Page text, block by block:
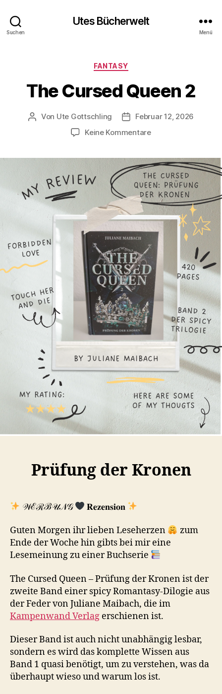
Suchen
Utes Bücherwelt
Menü
Kategorien
FANTASY
The Cursed Queen 2
Beitragsautor
Von Ute Gottschling Veröffentlichungsdatum
Februar 12, 2026
Keine Kommentarezu
Queen
2
Prüfung der Kronen
𝒲ℰℛℬ𝒰𝒩𝒢 𝐑𝐞𝐳𝐞𝐧𝐬𝐢𝐨𝐧
Guten Morgen ihr lieben Leseherzen
zum
Ende der Woche hin gibts bei mir eine
Lesemeinung zu einer Buchserie
The Cursed Queen – Prüfung der Kronen ist der
zweite Band einer spicy Romantasy-Dilogie aus
der Feder von Juliane Maibach, die im
Kampenwand Verlag erschienen ist.
Dieser Band ist auch nicht unabhängig lesbar,
sondern es wird das komplette Wissen aus
Band 1 quasi benötigt, um zu verstehen, was da
überhaupt wieso und warum los ist.